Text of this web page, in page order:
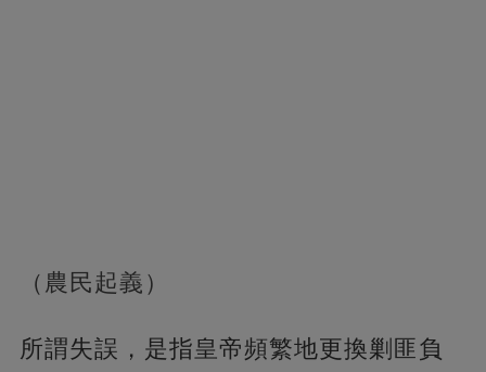
（農民起義）
所謂失誤，是指皇帝頻繁地更換剿匪負